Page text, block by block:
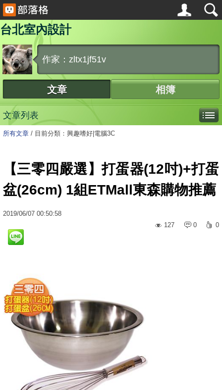
台北室內設計
作家：zltx1jf51v
文章 相簿
文章列表
所有文章 / 目前分類：興趣嗜好|電腦3C
【三零四嚴選】打蛋器(12吋)+打蛋
盆(26cm) 1組ETMall東森購物推薦
2019/06/07 00:50:58
127
0 0